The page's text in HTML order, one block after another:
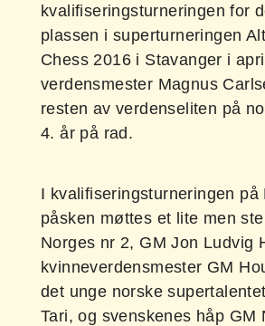
kvalifiseringsturneringen for
plassen i superturneringen
Chess 2016 i Stavanger i
verdensmester Magnus
resten av verdenseliten på
4. år på rad.
I kvalifiseringsturneringen på
påsken møttes et lite men
Norges nr 2, GM Jon Ludvig
kvinneverdensmester GM
det unge norske
Tari, og svenskenes håp GM